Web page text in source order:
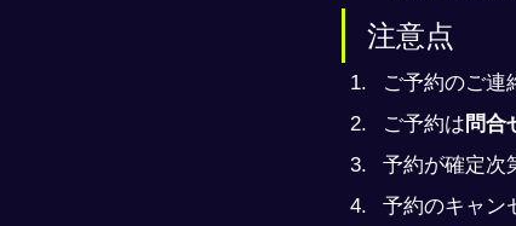
注意点
ご予約のご連
ご予約は 問合
予約が確定次
予約のキャン